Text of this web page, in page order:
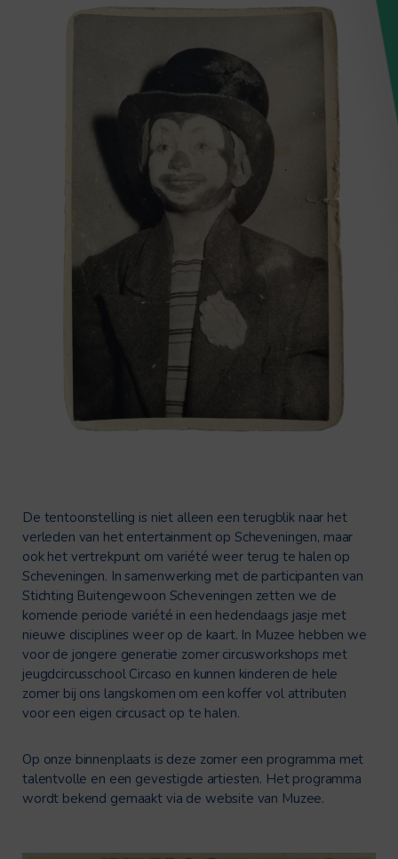
De tentoonstelling is niet alleen een terugblik naar het
verleden van het entertainment op Scheveningen, maar
ook het vertrekpunt om variété weer terug te halen op
Scheveningen. In samenwerking met de participanten van
Stichting Buitengewoon Scheveningen zetten we de
komende periode variété in een hedendaags jasje met
nieuwe disciplines weer op de kaart. In Muzee hebben we
voor de jongere generatie zomer circusworkshops met
jeugdcircusschool Circaso en kunnen kinderen de hele
zomer bij ons langskomen om een koffer vol attributen
voor een eigen circusact op te halen.
Op onze binnenplaats is deze zomer een programma met
talentvolle en een gevestigde artiesten. Het programma
wordt bekend gemaakt via de website van Muzee.